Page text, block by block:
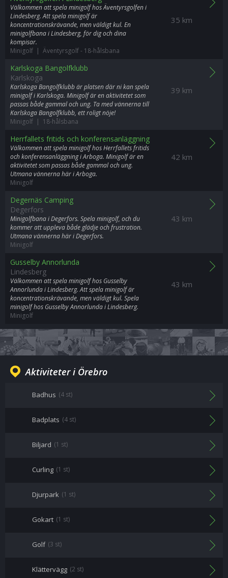
35 km
Välkommen att spela minigolf hos Äventyrsgolfen i
Lindesberg. Att spela minigolf är
koncentrationskrävande, men väldigt kul. En
minigolfbana i Lindesberg, för dig och dina
kompisar.
Minigolf | Äventyrsgolf- 18-hålsbana
39 km
Karlskoga Bangolfklubb
Karlskoga
Karlskoga Bangolfklubb är platsen där ni kan spela
minigolf i Karlskoga. Minigolf är en aktivitetet som
passas både gammal och ung. Ta med vännerna till
Karlskoga Bangolfklubb, ett roligt nöje!
Minigolf | 18-hålsbana
42 km
Herrfallets fritids och konferensanläggning
Välkommen att spela minigolf hos Herrfallets fritids
och konferensanläggning i Arboga. Minigolf är en
aktivitetet som passas både gammal och ung.
Utmana vännerna här i Arboga.
Minigolf
43 km
Degernäs Camping
Degerfors
Minigolfbana i Degerfors. Spela minigolf, och du
kommer att uppleva både glädje och frustration.
Utmana vännerna här i Degerfors.
Minigolf
43 km
Gusselby Annorlunda
Lindesberg
Välkommen att spela minigolf hos Gusselby
Annorlunda i Lindesberg. Att spela minigolf är
koncentrationskrävande, men väldigt kul. Spela
minigolf hos Gusselby Annorlunda i Lindesberg.
Minigolf
Aktiviteter i Örebro
Badhus (4 st)
Badplats (4 st)
Biljard (1 st)
Curling (1 st)
Djurpark (1 st)
Gokart (1 st)
Golf (3 st)
Klättervägg (2 st)